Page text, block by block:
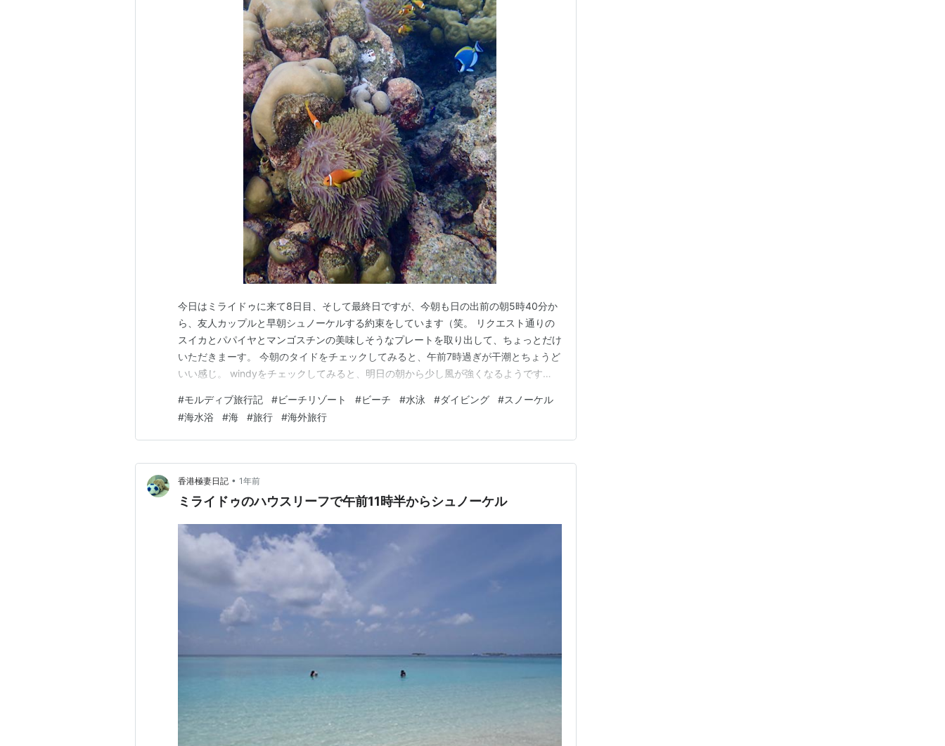
今日はミライドゥに来て8日目、そして最終日ですが、今朝も日の出前の朝5時40分か
ら、友人カップルと早朝シュノーケルする約束をしています（笑。 リクエスト通りの
スイカとパパイヤとマンゴスチンの美味しそうなプレートを取り出して、ちょっとだけ
いただきまーす。 今朝のタイドをチェックしてみると、午前7時過ぎが干潮とちょうど
いい感じ。 windyをチェックしてみると、明日の朝から少し風が強くなるようです
やかで、良いお天気になりそうな空模様。 スパの右側にあるチャネルからドロップオ
フに出る予定なので、スパ前のビーチで待ち合わせで…
#モルディブ旅行記 #ビーチリゾート #ビーチ #水泳 #ダイビング #スノーケル
#海水浴 #海 #旅行 #海外旅行
香港極妻日記 • 1年前
ミライドゥのハウスリーフで午前11時半からシュノーケル